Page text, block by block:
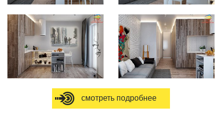
смотреть подробнее